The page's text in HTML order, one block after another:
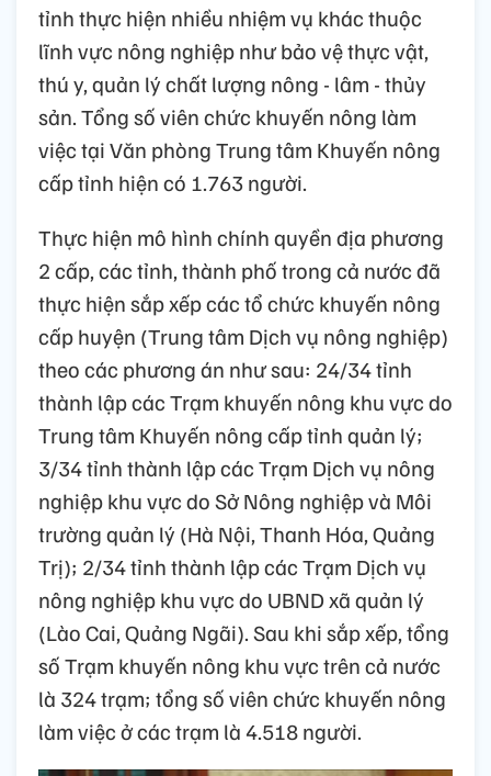
tỉnh thực hiện nhiều nhiệm vụ khác thuộc
lĩnh vực nông nghiệp như bảo vệ thực vật,
thú y, quản lý chất lượng nông - lâm - thủy
sản. Tổng số viên chức khuyến nông làm
việc tại Văn phòng Trung tâm Khuyến nông
cấp tỉnh hiện có 1.763 người.
Thực hiện mô hình chính quyền địa phương
2 cấp, các tỉnh, thành phố trong cả nước đã
thực hiện sắp xếp các tổ chức khuyến nông
cấp huyện (Trung tâm Dịch vụ nông nghiệp)
theo các phương án như sau: 24/34 tỉnh
thành lập các Trạm khuyến nông khu vực do
Trung tâm Khuyến nông cấp tỉnh quản lý;
3/34 tỉnh thành lập các Trạm Dịch vụ nông
nghiệp khu vực do Sở Nông nghiệp và Môi
trường quản lý (Hà Nội, Thanh Hóa, Quảng
Trị); 2/34 tỉnh thành lập các Trạm Dịch vụ
nông nghiệp khu vực do UBND xã quản lý
(Lào Cai, Quảng Ngãi). Sau khi sắp xếp, tổng
số Trạm khuyến nông khu vực trên cả nước
là 324 trạm; tổng số viên chức khuyến nông
làm việc ở các trạm là 4.518 người.